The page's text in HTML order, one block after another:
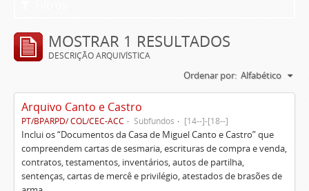
MOSTRAR 1 RESULTADOS
DESCRIÇÃO ARQUIVÍSTICA
Ordenar por: Alfabético
Arquivo Canto e Castro
PT/BPARPD/ COL/CEC-ACC Subfundos [14--]-[18--]
Inclui os “Documentos da Casa de Miguel Canto e Castro” que
compreendem cartas de sesmaria, escrituras de compra e venda,
contratos, testamentos, inventários, autos de partilha,
sentenças, cartas de mercê e privilégio, atestados de brasões de